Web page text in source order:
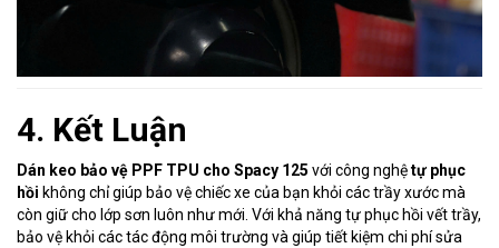
4. Kết Luận
Dán keo bảo vệ PPF TPU cho Spacy 125 với công nghệtự phục
hồi không chỉ giúp bảo vệ chiếc xe của bạn khỏi các trầy xước mà
còn giữ cho lớp sơn luôn như mới. Với khả năng tự phục hồi vết trầy,
bảo vệ khỏi các tác động môi trường và giúp tiết kiệm chi phí sửa